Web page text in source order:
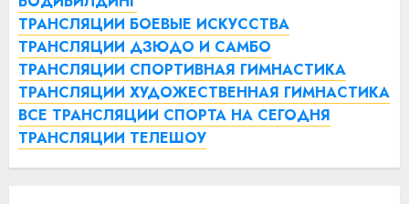
ТРАНСЛЯЦИИ БОЕВЫЕ ИСКУССТВА
ТРАНСЛЯЦИИ ДЗЮДО И САМБО
ТРАНСЛЯЦИИ СПОРТИВНАЯ ГИМНАСТИКА
ТРАНСЛЯЦИИ ХУДОЖЕСТВЕННАЯ ГИМНАСТИКА
ВСЕ ТРАНСЛЯЦИИ СПОРТА НА СЕГОДНЯ
ТРАНСЛЯЦИИ ТЕЛЕШОУ